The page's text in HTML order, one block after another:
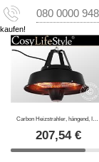
080 0000
kaufen!
207,54€